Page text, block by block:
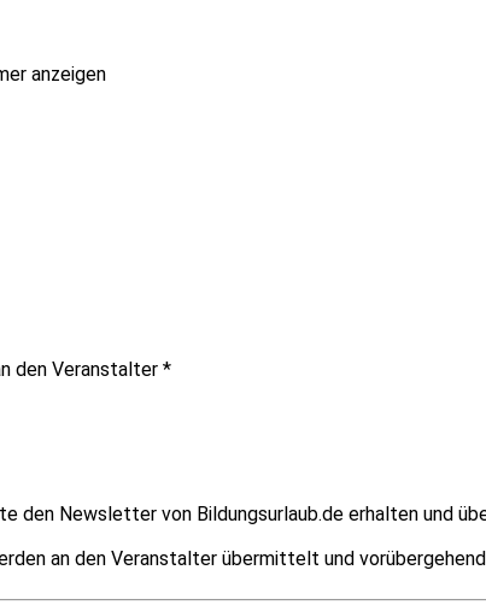
anzeigen
den Veranstalter *
den Newsletter von Bildungsurlaub.de erhalten und
an den Veranstalter übermittelt und